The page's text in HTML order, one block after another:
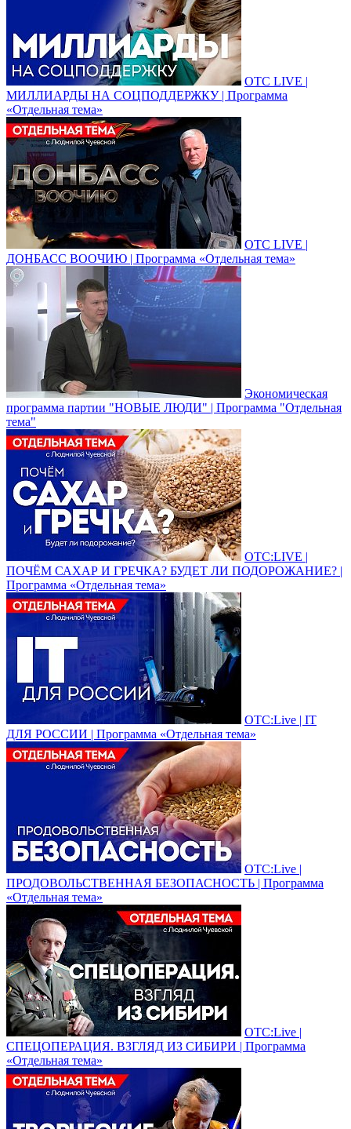
ОТС LIVE |
МИЛЛИАРДЫ НА СОЦПОДДЕРЖКУ | Программа
«Отдельная тема»
ОТС LIVE |
ДОНБАСС ВООЧИЮ | Программа «Отдельная тема»
Экономическая
программа партии "НОВЫЕ ЛЮДИ" | Программа "Отдельная
тема"
ОТС:LIVE |
ПОЧЁМ САХАР И ГРЕЧКА? БУДЕТ ЛИ ПОДОРОЖАНИЕ? |
Программа «Отдельная тема»
ОТС:Live | IT
ДЛЯ РОССИИ | Программа «Отдельная тема»
ОТС:Live |
ПРОДОВОЛЬСТВЕННАЯ БЕЗОПАСНОСТЬ | Программа
«Отдельная тема»
ОТС:Live |
СПЕЦОПЕРАЦИЯ. ВЗГЛЯД ИЗ СИБИРИ | Программа
«Отдельная тема»